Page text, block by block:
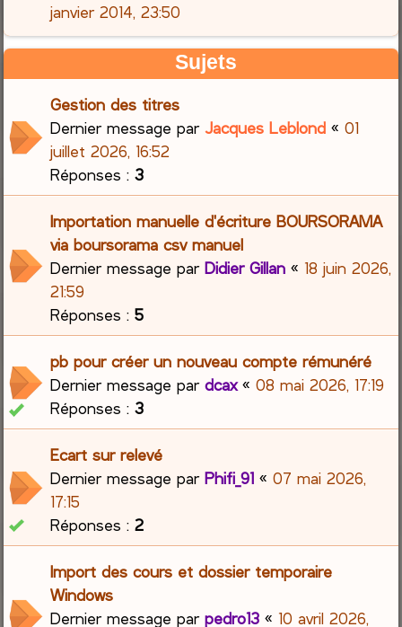
janvier 2014, 23:50
Sujets
Gestion des titres
Dernier message parJacques Leblond «01
juillet 2026, 16:52
Réponses :3
Importation manuelle d'écriture BOURSORAMA
via boursorama csv manuel
Dernier message parDidier Gillan « 18 juin 2026,
21:59
Réponses :5
pb pour créer un nouveau compte rémunéré
Dernier message pardcax«08 mai 2026, 17:19
Réponses :3
Ecart sur relevé
Dernier message parPhifi_91 «07 mai 2026,
17:15
Réponses :2
Import des cours et dossier temporaire
Windows
Dernier message parpedro13 « 10 avril 2026,